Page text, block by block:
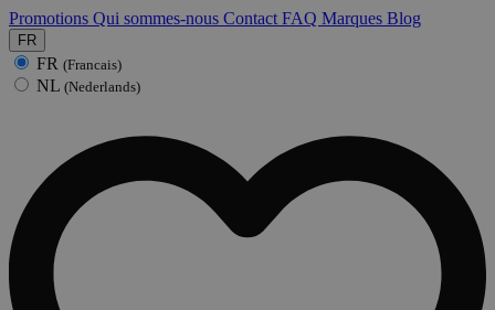
Promotions Qui sommes-nous Contact FAQ Marques Blog
FR
FR (Francais)
NL (Nederlands)